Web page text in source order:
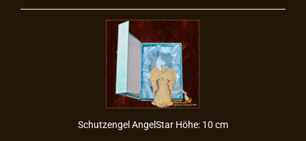
Schutz­en­gel An­gel­Star Höhe: 10 cm